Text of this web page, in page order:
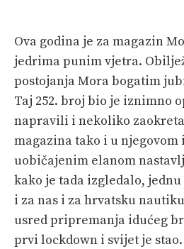
SHOP
Ova godina je za magazin
jedrima punim vjetra.
postojanja Mora bogatim
Taj 252. broj bio je iznimno
napravili i nekoliko
magazina tako i u njegovom
uobičajenim elanom
kako je tada izgledalo,
i za nas i za hrvatsku
usred pripremanja idućeg
prvi lockdown i svijet je stao.